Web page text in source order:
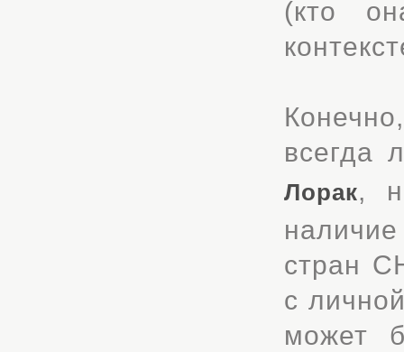
(кто
всегда
Лорак,
стран
с
может